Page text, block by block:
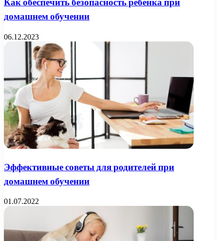
домашнем обучении
06.12.2023
Эффективные советы для родителей при
домашнем обучении
01.07.2022